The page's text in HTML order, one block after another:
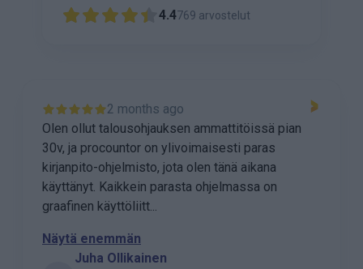
4.4769 arvostelut
22 days ago
helpompaa ei ole